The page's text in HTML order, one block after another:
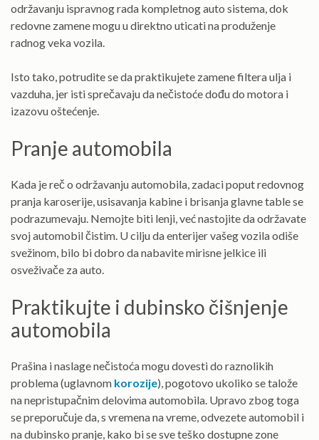
održavanju ispravnog rada kompletnog auto sistema, dok
redovne zamene mogu u direktno uticati na produženje
radnog veka vozila.
Isto tako, potrudite se da praktikujete zamene filtera ulja i
vazduha, jer isti sprečavaju da nečistoće dođu do motora i
izazovu oštećenje.
Pranje automobila
Kada je reč o održavanju automobila, zadaci poput redovnog
pranja karoserije, usisavanja kabine i brisanja glavne table se
podrazumevaju. Nemojte biti lenji, već nastojite da održavate
svoj automobil čistim. U cilju da enterijer vašeg vozila odiše
svežinom, bilo bi dobro da nabavite mirisne jelkice ili
osveživače za auto.
Praktikujte i dubinsko čišnjenje
automobila
Prašina i naslage nečistoća mogu dovesti do raznolikih
problema (uglavnom korozije), pogotovo ukoliko se talože
na nepristupačnim delovima automobila. Upravo zbog toga
se preporučuje da, s vremena na vreme, odvezete automobil i
na dubinsko pranje, kako bi se sve teško dostupne zone